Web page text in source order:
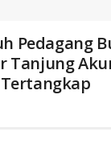
Pedagang
Tanjung